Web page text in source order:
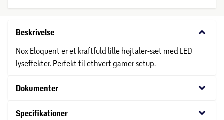
Beskrivelse keyboard_arrow_down
Nox Eloquent er et kraftfuld lille højtaler-sæt med LED
lyseffekter. Perfekt til ethvert gamer setup.
Dokumenter keyboard_arrow_down
Specifikationer keyboard_arrow_down